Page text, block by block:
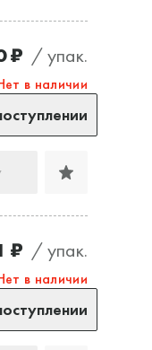
₽ / упак.
в наличии
₽ / упак.
в наличии